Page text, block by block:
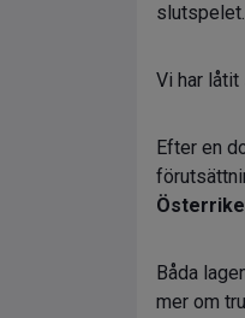
slutspelet.
Vi har låtit
Efter en
Båda
mer om